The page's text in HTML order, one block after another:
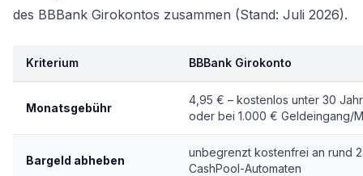
des BBBank Girokontos zusammen (Stand: Juli 2026).
Kriterium BBBank Girokonto
Monatsgebühr
4,95 € – kostenlos unter 30
oder bei 1.000 € Geldeingang/
Bargeld abheben
unbegrenzt kostenfrei an rund
CashPool-Automaten